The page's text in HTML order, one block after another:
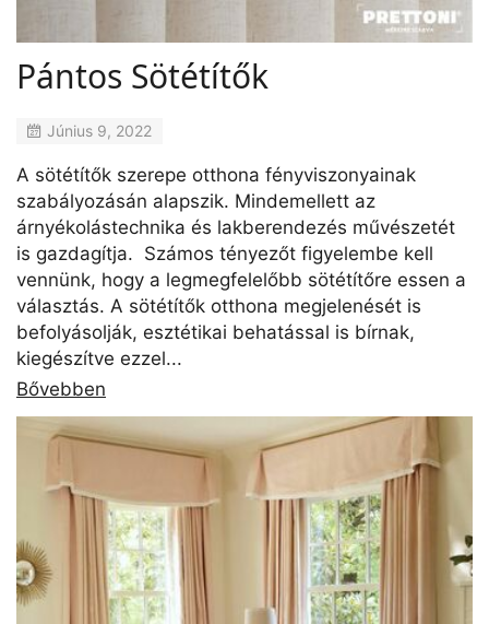
Pántos Sötétítők
Június 9, 2022
A sötétítők szerepe otthona fényviszonyainak
szabályozásán alapszik. Mindemellett az
árnyékolástechnika és lakberendezés művészetét
is gazdagítja. Számos tényezőt figyelembe kell
vennünk, hogy a legmegfelelőbb sötétítőre essen a
választás. A sötétítők otthona megjelenését is
befolyásolják, esztétikai behatással is bírnak,
kiegészítve ezzel...
Bővebben